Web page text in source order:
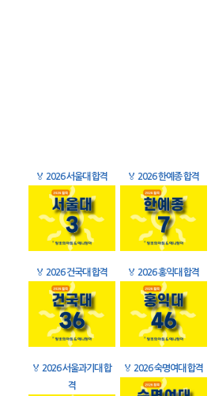
🏅 2026 서울대 합격 🏅 2026 한예종 합격
🏅 2026 건국대 합격 🏅 2026 홍익대 합격
🏅 2026 서울과기대 합
격
🏅 2026 숙명여대 합격